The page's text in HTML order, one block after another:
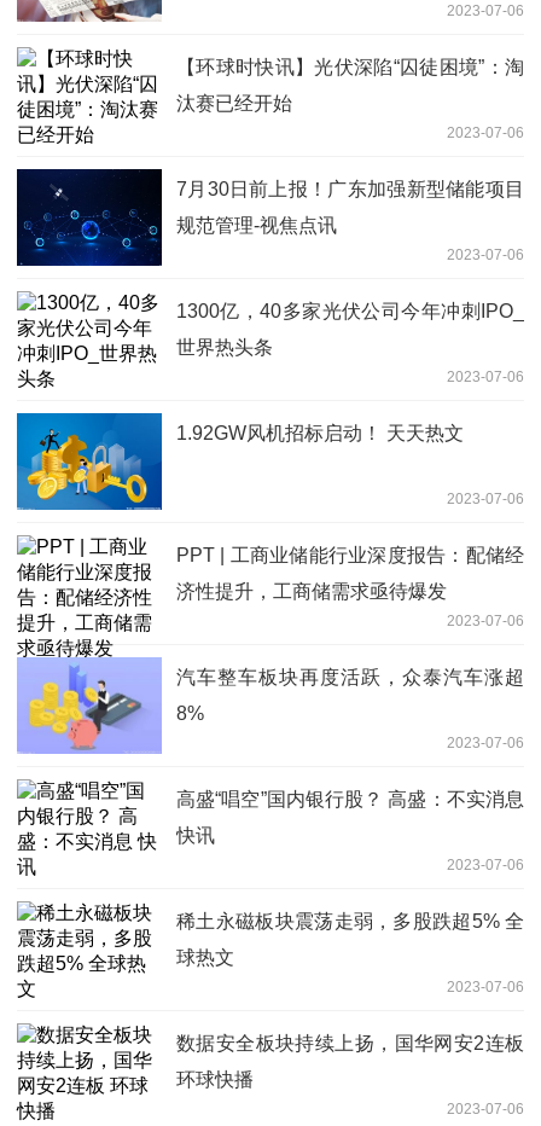
2023-07-06
【环球时快讯】光伏深陷“囚徒困境”：淘
汰赛已经开始
2023-07-06
7月30日前上报！广东加强新型储能项目
规范管理-视焦点讯
2023-07-06
1300亿，40多家光伏公司今年冲刺IPO_
世界热头条
2023-07-06
1.92GW风机招标启动！ 天天热文
2023-07-06
PPT | 工商业储能行业深度报告：配储经
济性提升，工商储需求亟待爆发
2023-07-06
汽车整车板块再度活跃，众泰汽车涨超
8%
2023-07-06
高盛“唱空”国内银行股？ 高盛：不实消息
快讯
2023-07-06
稀土永磁板块震荡走弱，多股跌超5% 全
球热文
2023-07-06
数据安全板块持续上扬，国华网安2连板
环球快播
2023-07-06